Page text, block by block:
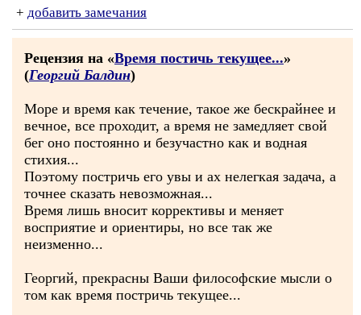
+ добавить замечания
Рецензия на «Время постичь текущее...»
(Георгий Балдин)
Море и время как течение, такое же бескрайнее и
вечное, все проходит, а время не замедляет свой
бег оно постоянно и безучастно как и водная
стихия...
Поэтому постричь его увы и ах нелегкая задача, а
точнее сказать невозможная...
Время лишь вносит коррективы и меняет
восприятие и ориентиры, но все так же
неизменно...
Георгий, прекрасны Ваши философские мысли о
том как время постричь текущее...